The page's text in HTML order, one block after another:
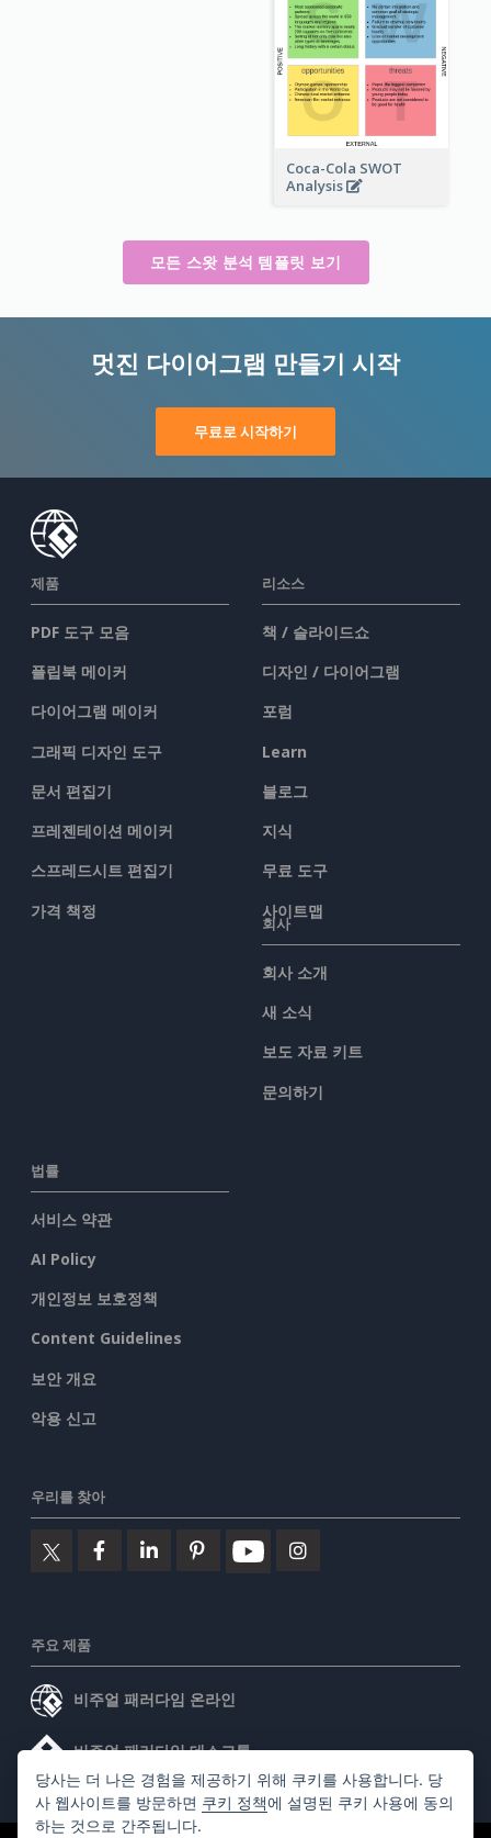
Coca-Cola SWOT
Analysis
모든 스왓 분석 템플릿 보기
멋진 다이어그램 만들기 시작
무료로 시작하기
제품
PDF 도구 모음
플립북 메이커
다이어그램 메이커
그래픽 디자인 도구
문서 편집기
프레젠테이션 메이커
스프레드시트 편집기
가격 책정
리소스
책 / 슬라이드쇼
디자인 / 다이어그램
포럼
Learn
블로그
지식
무료 도구
사이트맵
회사
회사 소개
새 소식
보도 자료 키트
문의하기
법률
서비스 약관
AI Policy
개인정보 보호정책
Content Guidelines
보안 개요
악용 신고
우리를 찾아
주요 제품
비주얼 패러다임 온라인
비주얼 패러다임 데스크톱
당사는 더 나은 경험을 제공하기 위해 쿠키를 사용합니다. 당
사 웹사이트를 방문하면 쿠키 정책에 설명된 쿠키 사용에 동의
하는 것으로 간주됩니다.